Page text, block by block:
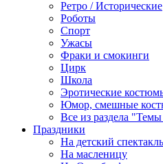
Ретро / Исторические
Роботы
Спорт
Ужасы
Фраки и смокинги
Цирк
Школа
Эротические
Юмор, смешные
Все из раздела
Праздники
На детский спектакль
На масленицу